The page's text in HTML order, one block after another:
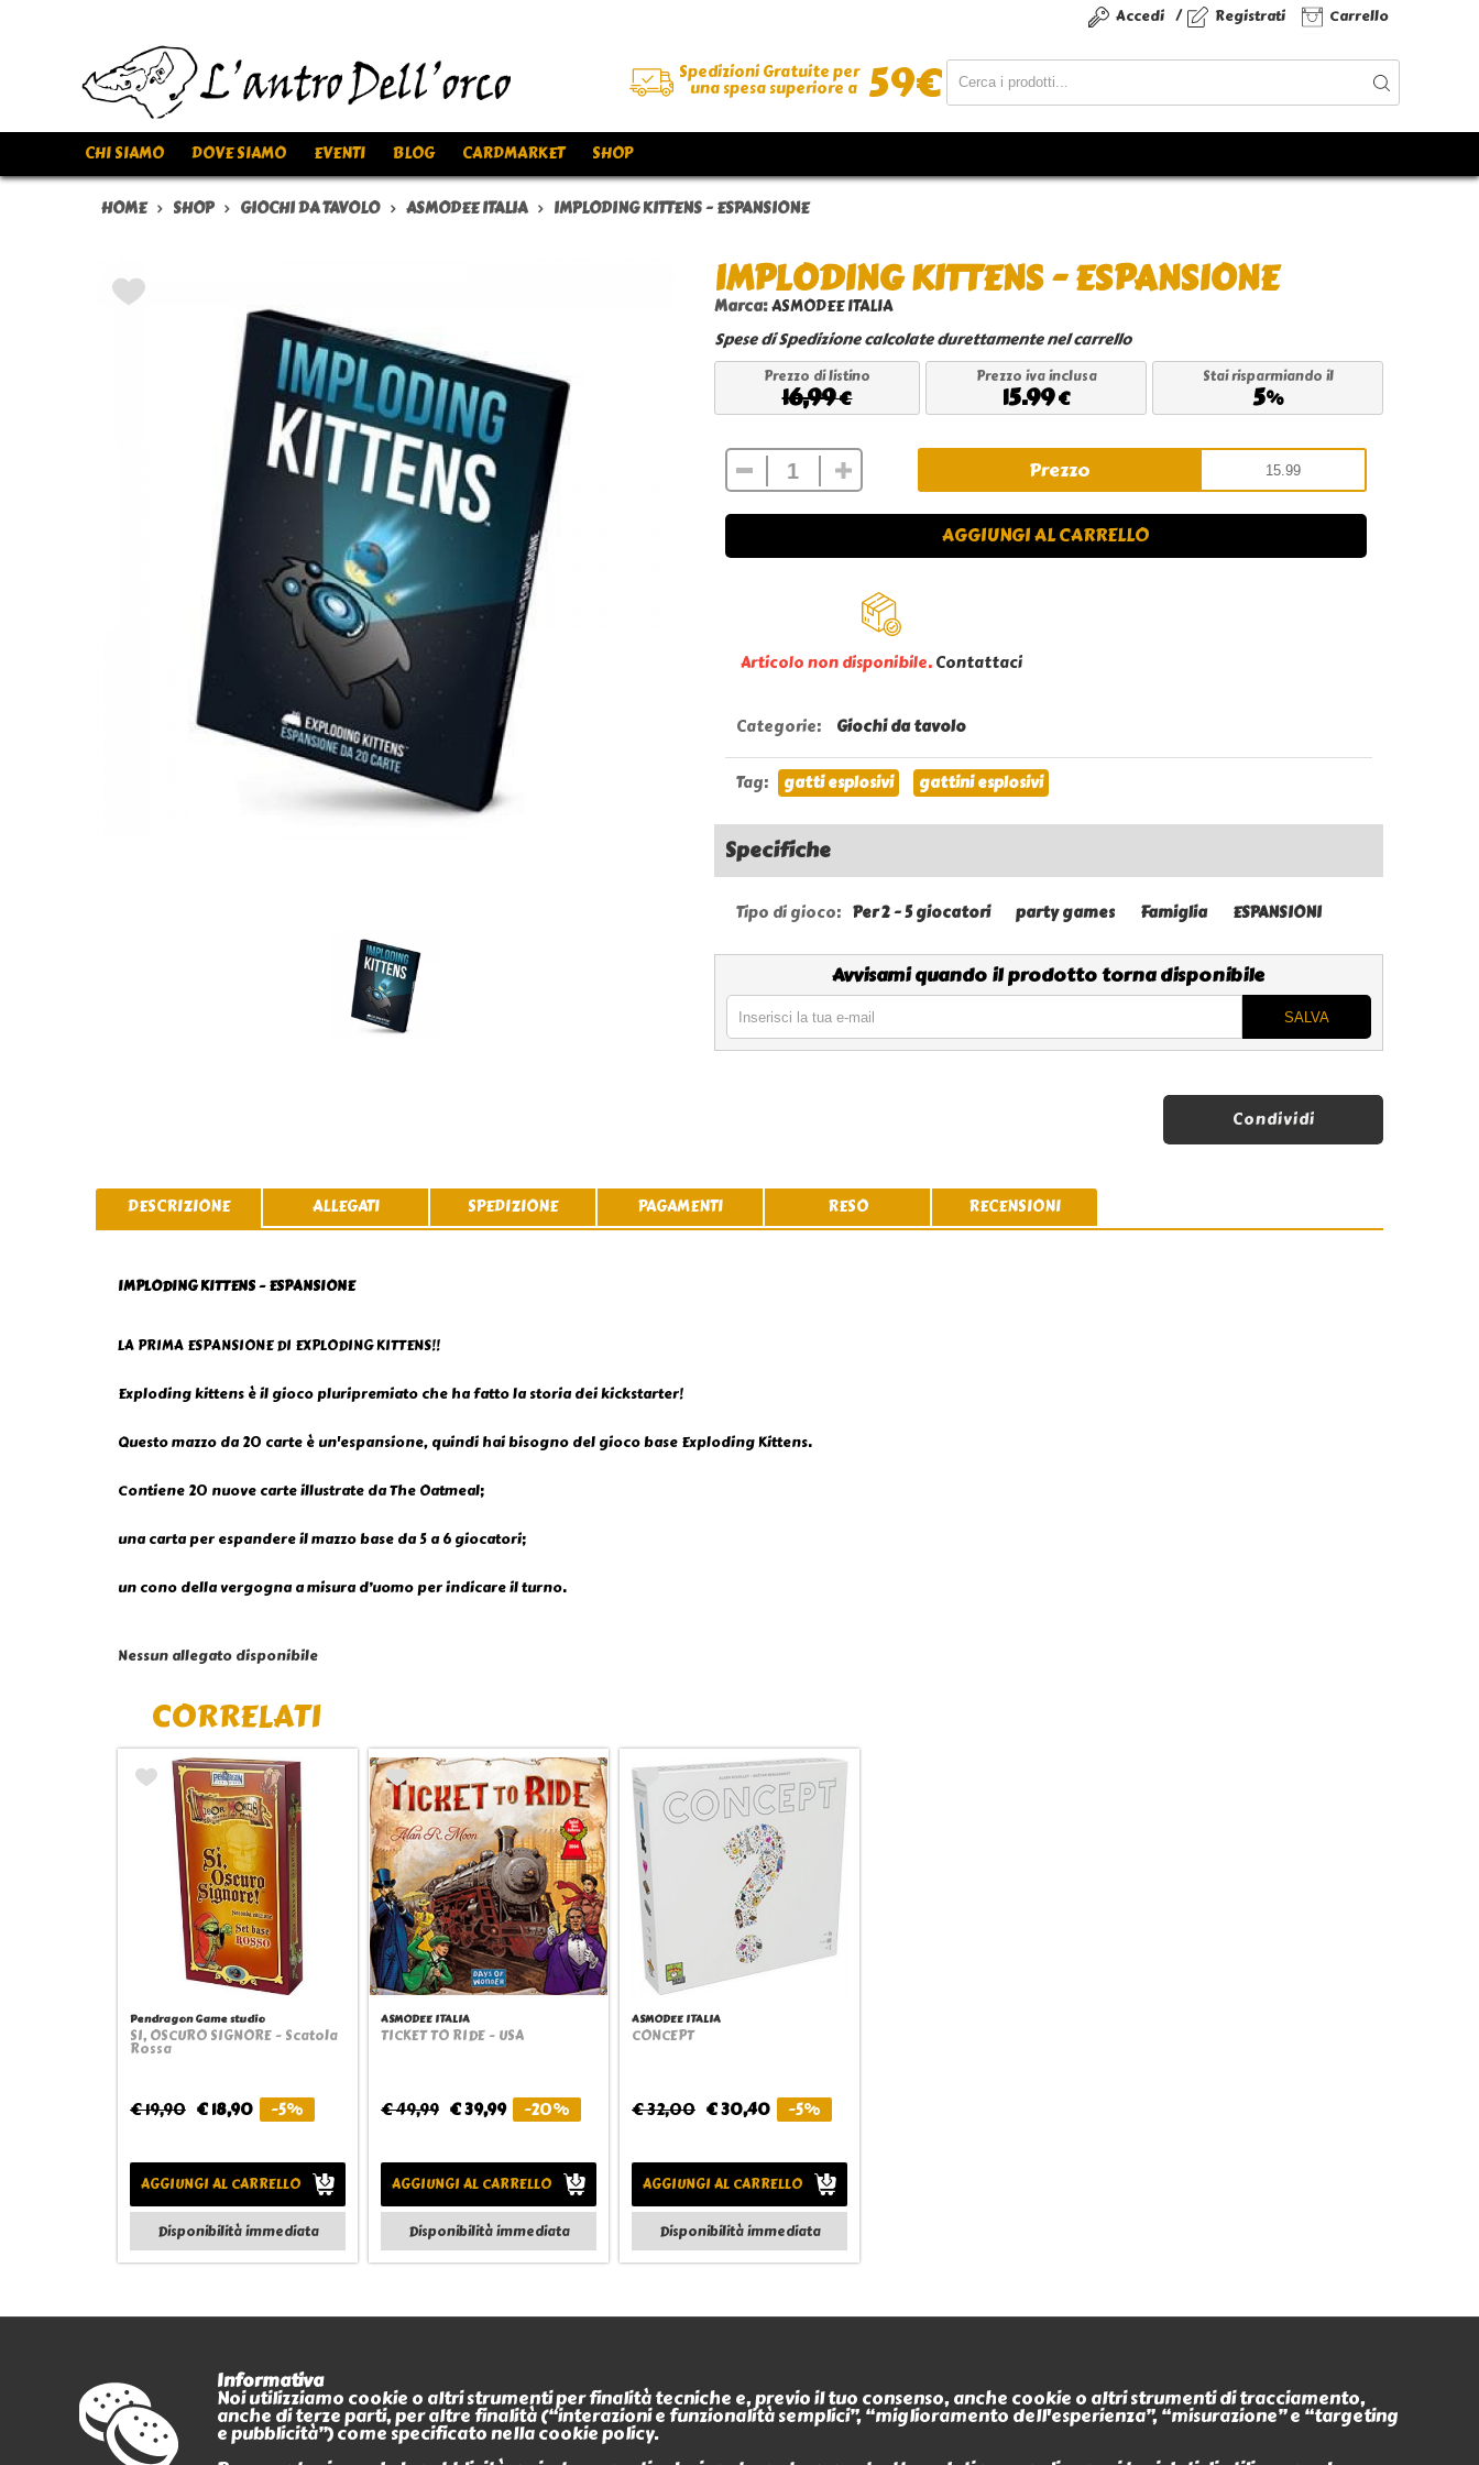
Accedi / Registrati Carrello
Spedizioni Gratuite per
una spesa superiore a 59€
CHI SIAMO DOVE SIAMO EVENTI BLOG CARDMARKET SHOP
HOME SHOP GIOCHI DA TAVOLO ASMODEE ITALIA IMPLODING KITTENS - ESPANSIONE
IMPLODING KITTENS - ESPANSIONE
Marca:ASMODEE ITALIA
Spese di Spedizione calcolate durettamente nel carrello
Prezzo di listino
16,99€
Prezzo iva inclusa
15.99€
Stai risparmiando il
5%
Prezzo
AGGIUNGI AL CARRELLO
Articolo non disponibile.Contattaci
Categorie: Giochi da tavolo
Tag: gatti esplosivi gattini esplosivi
Specifiche
Tipo di gioco: Per 2 - 5 giocatori party games Famiglia ESPANSIONI
Avvisami quando il prodotto torna disponibile
Condividi
DESCRIZIONE ALLEGATI SPEDIZIONE PAGAMENTI RESO RECENSIONI
IMPLODING KITTENS - ESPANSIONE
LA PRIMA ESPANSIONE DI EXPLODING KITTENS!!
Exploding kittens è il gioco pluripremiato che ha fatto la storia dei kickstarter!
Questo mazzo da 20 carte è un'espansione, quindi hai bisogno del gioco base Exploding Kittens.
Contiene 20 nuove carte illustrate da The Oatmeal;
una carta per espandere il mazzo base da 5 a 6 giocatori;
un cono della vergogna a misura d’uomo per indicare il turno.
Nessun allegato disponibile
CORRELATI
Quickview
Pendragon Game studio
SI, OSCURO SIGNORE - Scatola
Rossa
€ 19,90 € 18,90 -5%
AGGIUNGI AL CARRELLO
Disponibilità immediata
Quickview
ASMODEE ITALIA
TICKET TO RIDE - USA
€ 49,99 € 39,99 -20%
AGGIUNGI AL CARRELLO
Disponibilità immediata
ASMODEE ITALIA
CONCEPT
€ 32,00 € 30,40 -5%
AGGIUNGI AL CARRELLO
Disponibilità immediata
PAGAMENTI
CERTIFICATI
L'Antro dell'Orco
P.iva 0266488034
Contatti
Termini e condizioni
Privacy policy
Modalità di spedizione o Ritiro In
Eventi
Informativa
Noi utilizziamo cookie o altri strumenti per finalità tecniche e, previo il tuo consenso, anche cookie o altri strumenti di tracciamento,
anche di terze parti, per altre finalità (“interazioni e funzionalità semplici”, “miglioramento dell'esperienza”, “misurazione” e “targeting
e pubblicità”) come specificato nella cookie policy.